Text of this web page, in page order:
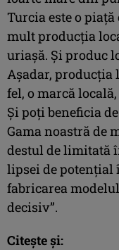
Turcia este o
mult producția
uriașă. Și produc
Așadar, producția
fel, o marcă
Și poți beneficia
Gama noastră de
destul de limitată
lipsei de potențial
fabricarea
decisiv”.
Citește și: